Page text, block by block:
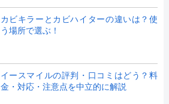
カビキラーとカビハイターの違いは？使
う場所で選ぶ！
イースマイルの評判・口コミはどう？料
金・対応・注意点を中立的に解説